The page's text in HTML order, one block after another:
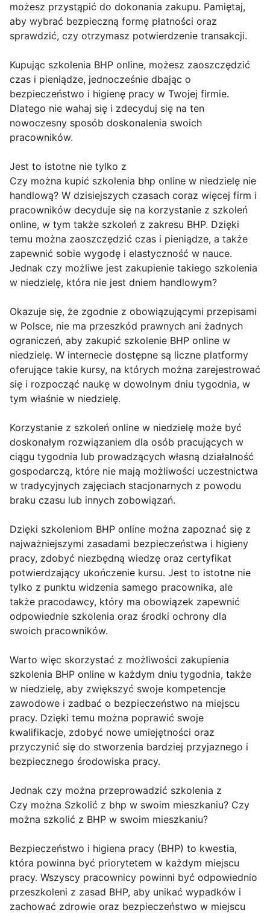
możesz przystąpić do dokonania zakupu. Pamiętaj,
aby wybrać bezpieczną formę płatności oraz
sprawdzić, czy otrzymasz potwierdzenie transakcji.
Kupując szkolenia BHP online, możesz zaoszczędzić
czas i pieniądze, jednocześnie dbając o
bezpieczeństwo i higienę pracy w Twojej firmie.
Dlatego nie wahaj się i zdecyduj się na ten
nowoczesny sposób doskonalenia swoich
pracowników.
Jest to istotne nie tylko z
Czy można kupić szkolenia bhp online w niedzielę nie
handlową? W dzisiejszych czasach coraz więcej firm i
pracowników decyduje się na korzystanie z szkoleń
online, w tym także szkoleń z zakresu BHP. Dzięki
temu można zaoszczędzić czas i pieniądze, a także
zapewnić sobie wygodę i elastyczność w nauce.
Jednak czy możliwe jest zakupienie takiego szkolenia
w niedzielę, która nie jest dniem handlowym?
Okazuje się, że zgodnie z obowiązującymi przepisami
w Polsce, nie ma przeszkód prawnych ani żadnych
ograniczeń, aby zakupić szkolenie BHP online w
niedzielę. W internecie dostępne są liczne platformy
oferujące takie kursy, na których można zarejestrować
się i rozpocząć naukę w dowolnym dniu tygodnia, w
tym właśnie w niedzielę.
Korzystanie z szkoleń online w niedzielę może być
doskonałym rozwiązaniem dla osób pracujących w
ciągu tygodnia lub prowadzących własną działalność
gospodarczą, które nie mają możliwości uczestnictwa
w tradycyjnych zajęciach stacjonarnych z powodu
braku czasu lub innych zobowiązań.
Dzięki szkoleniom BHP online można zapoznać się z
najważniejszymi zasadami bezpieczeństwa i higieny
pracy, zdobyć niezbędną wiedzę oraz certyfikat
potwierdzający ukończenie kursu. Jest to istotne nie
tylko z punktu widzenia samego pracownika, ale
także pracodawcy, który ma obowiązek zapewnić
odpowiednie szkolenia oraz środki ochrony dla
swoich pracowników.
Warto więc skorzystać z możliwości zakupienia
szkolenia BHP online w każdym dniu tygodnia, także
w niedzielę, aby zwiększyć swoje kompetencje
zawodowe i zadbać o bezpieczeństwo na miejscu
pracy. Dzięki temu można poprawić swoje
kwalifikacje, zdobyć nowe umiejętności oraz
przyczynić się do stworzenia bardziej przyjaznego i
bezpiecznego środowiska pracy.
Jednak czy można przeprowadzić szkolenia z
Czy można Szkolić z bhp w swoim mieszkaniu? Czy
można szkolić z BHP w swoim mieszkaniu?
Bezpieczeństwo i higiena pracy (BHP) to kwestia,
która powinna być priorytetem w każdym miejscu
pracy. Wszyscy pracownicy powinni być odpowiednio
przeszkoleni z zasad BHP, aby unikać wypadków i
zachować zdrowie oraz bezpieczeństwo w miejscu